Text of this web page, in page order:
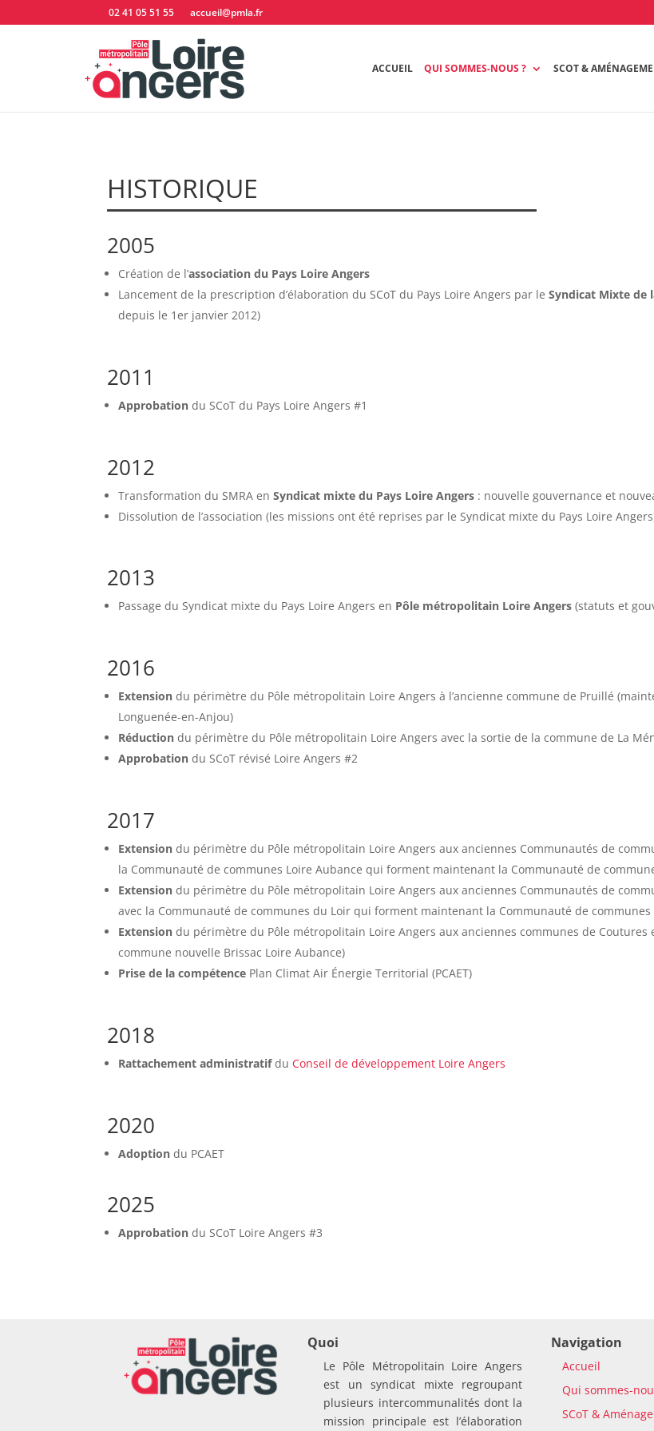
02 41 05 51 55 accueil@pmla.fr
ACCUEIL QUI SOMMES-NOUS ? SCOT &
HISTORIQUE
2005
Création de l’association du Pays Loire Angers
Lancement de la prescription d’élaboration du SCoT du Pays Loire Angers par leSyndicat Mixte de
depuis le 1er janvier 2012)
2011
Approbation du SCoT du Pays Loire Angers #1
2012
Transformation du SMRA enSyndicat mixte du Pays Loire Angers : nouvelle gouvernance et
Dissolution de l’association (les missions ont été reprises par le Syndicat mixte du Pays Loire
2013
Passage du Syndicat mixte du Pays Loire Angers en Pôle métropolitain Loire Angers (statuts et
2016
Extension du périmètre du Pôle métropolitain Loire Angers à l’ancienne commune de Pruillé
Longuenée-en-Anjou)
Réduction du périmètre du Pôle métropolitain Loire Angers avec la sortie de la commune de La
Approbation du SCoT révisé Loire Angers #2
2017
Extension du périmètre du Pôle métropolitain Loire Angers aux anciennes Communautés de
la Communauté de communes Loire Aubance qui forment maintenant la Communauté de
Extension du périmètre du Pôle métropolitain Loire Angers aux anciennes Communautés de
avec la Communauté de communes du Loir qui forment maintenant la Communauté de communes
Extension du périmètre du Pôle métropolitain Loire Angers aux anciennes communes de
commune nouvelle Brissac Loire Aubance)
Prise de la compétence Plan Climat Air Énergie Territorial (PCAET)
2018
Rattachement administratifduConseil de développement Loire Angers
2020
Adoptiondu PCAET
2025
Approbationdu SCoT Loire Angers #3
Quoi
Le Pôle Métropolitain Loire Angers
est un syndicat mixte regroupant
plusieurs intercommunalités dont la
mission principale est l’élaboration
Navigation
Accueil
Qui sommes-
SCoT &